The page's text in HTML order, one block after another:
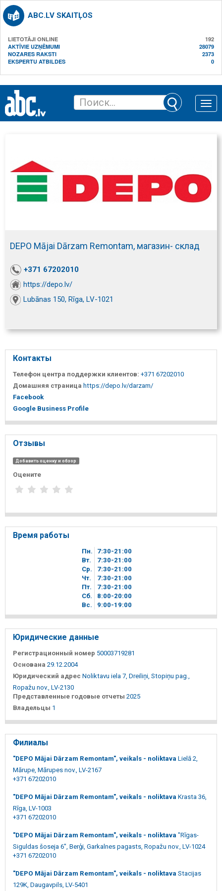
ABC.LV SKAITĻOS
LIETOTĀJI ONLINE
192
AKTĪVIE UZŅĒMUMI
28079
NOZARES RAKSTI
2373
EKSPERTU ATBILDES
0
Toggle
DEPO Mājai Dārzam Remontam, магазин- склад
+371 67202010
https://depo.lv/
Lubānas 150, Rīga, LV-1021
Контакты
Телефон центра поддержки клиентов: +371 67202010
Домашняя страница https://depo.lv/darzam/
Facebook
Google Business Profile
Отзывы
Добавить оценку и обзор
Оцените
Время работы
Пн. 7 30-21 00
Вт.
7 30-21 00
Ср.
7 30-21 00
Чт.
7 30-21 00
Пт.
7 30-21 00
Сб.
8 00-20 00
Вc.
9 00-19 00
Юридические данные
Регистрационный номер 50003719281
Основана 29.12.2004
Юридический адрес Noliktavu iela 7, Dreiliņi, Stopiņu pag.,
Ropažu nov., LV-2130
Представленные годовые отчеты 2025
Владельцы 1
Филиалы
"DEPO Mājai Dārzam Remontam", veikals - noliktava Lielā 2,
Mārupe, Mārupes nov., LV-2167
+371 67202010
"DEPO Mājai Dārzam Remontam", veikals - noliktava Krasta 36,
Rīga, LV-1003
+371 67202010
"DEPO Mājai Dārzam Remontam", veikals - noliktava "Rīgas-
Siguldas šoseja 6", Berģi, Garkalnes pagasts, Ropažu nov., LV-1024
+371 67202010
"DEPO Mājai Dārzam Remontam", veikals - noliktava Stacijas
129K, Daugavpils, LV-5401